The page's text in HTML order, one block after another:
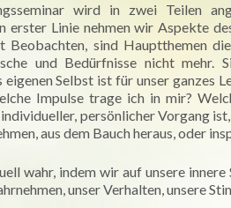
wird in zwei Teilen
erster Linie nehmen wir Aspekte
Beobachten, sind Hauptthemen
und Bedürfnisse nicht
eigenen Selbst ist für unser ganzes
Impulse trage ich in mir?
persönlicher Vorgang
aus dem Bauch heraus, oder
wahr, indem wir auf unsere
unser Verhalten, unsere